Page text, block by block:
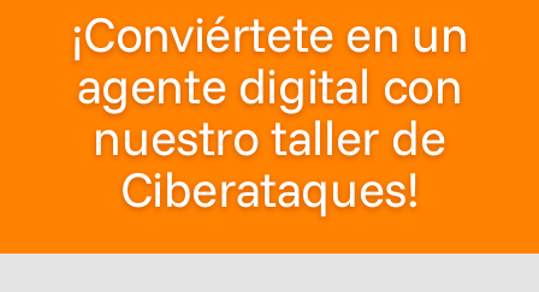
¡Conviértete en un
agente digital con
nuestro taller de
Ciberataques!